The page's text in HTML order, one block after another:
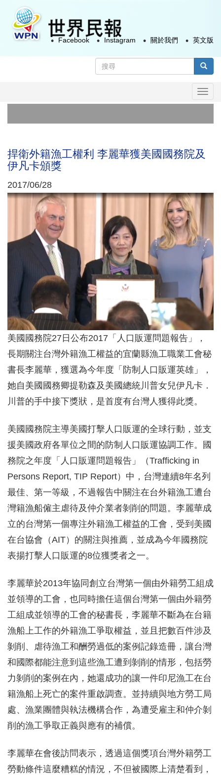
容
搜
尋
Facebook Instagram 關於我們 英文版
捍衛外籍漁工權利 李麗華獲美國國務院及
伊凡卡頒獎
2017/06/28
美國國務院27日公布2017「人口販運問題報告」，
長期關注台灣外籍漁工權益的宜蘭縣漁工職業工會秘
書長李麗華，獲選為今年度「防制人口販運英雄」，
她自美國國務卿提勒森及美國總統川普女兒伊凡卡．
川普的手中接下獎狀，是首度有台灣人獲得此獎。
美國國務院主導美國打擊人口販運的全球行動，並支
援美國政府各單位之間的防制人口販運協調工作。國
務院之年度「人口販運問題報告」（Trafficking in
Persons Report, TIP Report）中，台灣連續8年名列
最佳、第一等級，不過報告中關注在台外籍漁工遭台
灣籍漁船僱主虐待及仲介業者剝削的問題。李麗華成
立的台灣第一個專注外籍漁工權益的工會，受到美國
在台協會（AIT）的關注與推薦，並成為今年國務院
表揚打擊人口販運的8位獲獎者之一。
李麗華於2013年協同創立台灣第一個由外籍勞工組成
並領導的工會，也同時擔任這個台灣第一個由外籍勞
工組成並領導的工會的秘書長，李麗華不斷為在台籍
漁船上工作的外籍漁工爭取權益，並且把數百件涉及
剝削、虐待漁工和酬勞過低的案例記錄造冊，讓台灣
和國際都能注意到這些漁工遭到剝削的情形，包括勞
力剝削的案例在內，她還成功的讓一件印尼漁工在台
籍漁船上死亡的案件重啟調查。並持續與地方勞工局
處、漁業團體與執法機構合作，為遭受雇主和仲介剝
削的漁工爭取正義與應有的補償。
李麗華在會後訪問表示，透過這個獎項台灣外籍勞工
勞動條件這麼糟糕的情況，不但被國際上清楚看到，